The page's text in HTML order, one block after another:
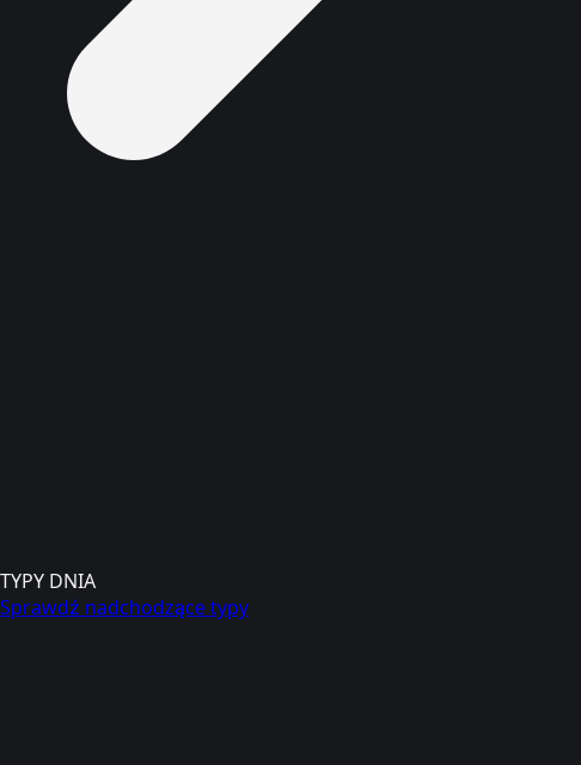
TYPY DNIA
Sprawdź nadchodzące typy